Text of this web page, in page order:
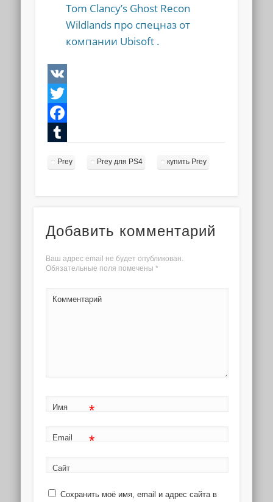
Tom Clancy’s Ghost Recon
Wildlands про спецназ от
компании Ubisoft .
VK
Twitter
Facebook
Prey Prey для PS4 купить Prey
Добавить комментарий
Ваш адрес email не будет опубликован.
Обязательные поля помечены *
Комментарий
Имя *
Email *
Сайт
Сохранить моё имя, email и адрес сайта в